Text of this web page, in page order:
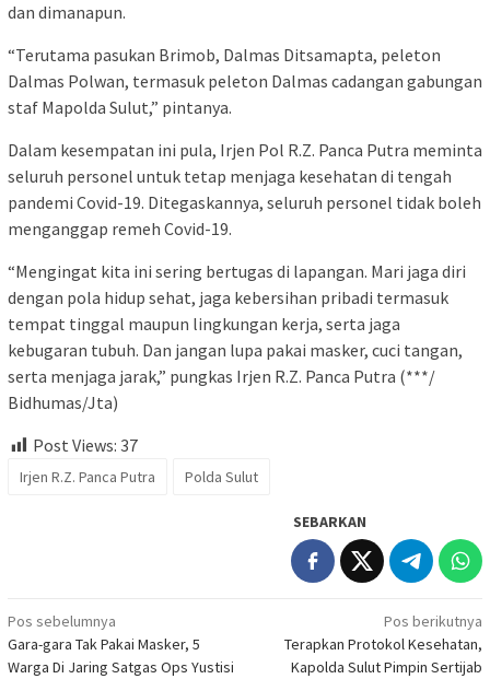
dan dimanapun.
“Terutama pasukan Brimob, Dalmas Ditsamapta, peleton
Dalmas Polwan, termasuk peleton Dalmas cadangan gabungan
staf Mapolda Sulut,” pintanya.
Dalam kesempatan ini pula, Irjen Pol R.Z. Panca Putra meminta
seluruh personel untuk tetap menjaga kesehatan di tengah
pandemi Covid-19. Ditegaskannya, seluruh personel tidak boleh
menganggap remeh Covid-19.
“Mengingat kita ini sering bertugas di lapangan. Mari jaga diri
dengan pola hidup sehat, jaga kebersihan pribadi termasuk
tempat tinggal maupun lingkungan kerja, serta jaga
kebugaran tubuh. Dan jangan lupa pakai masker, cuci tangan,
serta menjaga jarak,” pungkas Irjen R.Z. Panca Putra (***/
Bidhumas/Jta)
Post Views: 37
Irjen R.Z. Panca Putra Polda Sulut
SEBARKAN
Navigasi
pos
Pos sebelumnya
Gara-gara Tak Pakai Masker, 5
Warga Di Jaring Satgas Ops Yustisi
Pos berikutnya
Terapkan Protokol Kesehatan,
Kapolda Sulut Pimpin Sertijab